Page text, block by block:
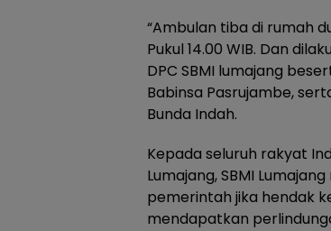
“Ambulan tiba di rumah
Pukul 14.00 WIB. Dan
DPC SBMI lumajang
Babinsa Pasrujambe,
Bunda Indah.
Kepada seluruh rakyat
Lumajang, SBMI
pemerintah jika hendak
mendapatkan